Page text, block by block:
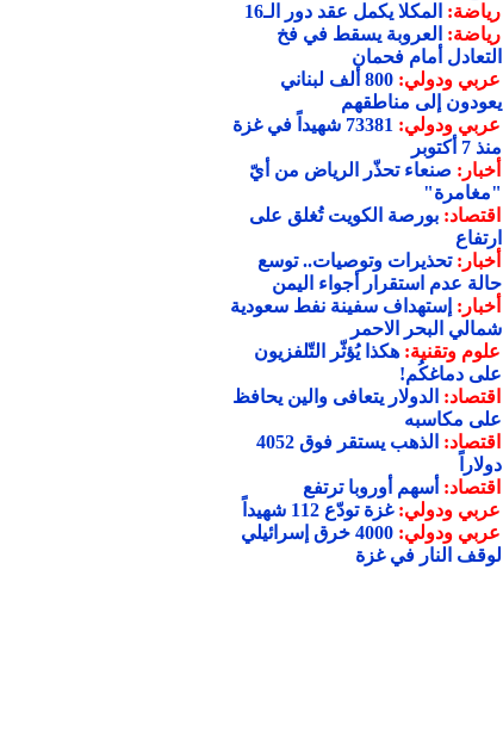
رياضة: المكلا يكمل عقد دور الـ16
رياضة: العروبة يسقط في فخ
التعادل أمام فحمان
عربي ودولي:
800 ألف لبناني
يعودون إلى مناطقهم
عربي ودولي:
73381 شهيداً في غزة
منذ 7 أكتوبر
أخبار: صنعاء تحذّر الرياض من أيّ
"مغامرة"
اقتصاد:بورصة الكويت تُغلق على
ارتفاع
أخبار:تحذيرات وتوصيات.. توسع
حالة عدم استقرار أجواء اليمن
أخبار: إستهداف سفينة نفط سعودية
شمالي البحر الاحمر
علوم وتقنية:هكذا يُؤثّر التّلفزيون
على دماغكُم!
اقتصاد: الدولار يتعافى والين يحافظ
على مكاسبه
اقتصاد:
الذهب يستقر فوق 4052
دولاراً
اقتصاد: أسهم أوروبا ترتفع
عربي ودولي:غزة تودّع 112 شهيداً
عربي ودولي:
4000 خرق إسرائيلي
لوقف النار في غزة